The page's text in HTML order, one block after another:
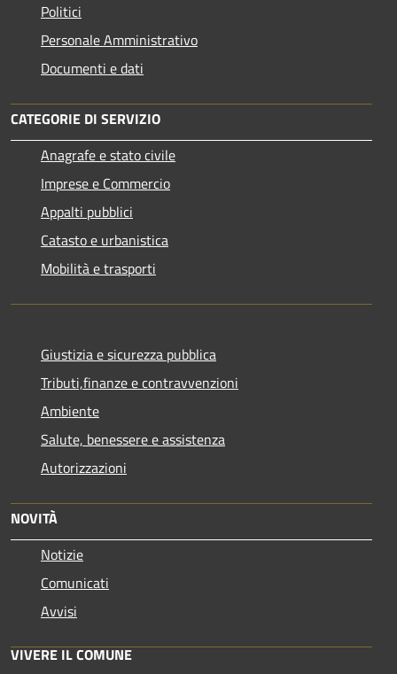
Politici
Personale Amministrativo
Documenti e dati
CATEGORIE DI SERVIZIO
Anagrafe e stato civile
Imprese e Commercio
Appalti pubblici
Catasto e urbanistica
Mobilità e trasporti
Giustizia e sicurezza pubblica
Tributi,finanze e contravvenzioni
Ambiente
Salute, benessere e assistenza
Autorizzazioni
NOVITÀ
Notizie
Comunicati
Avvisi
VIVERE IL COMUNE